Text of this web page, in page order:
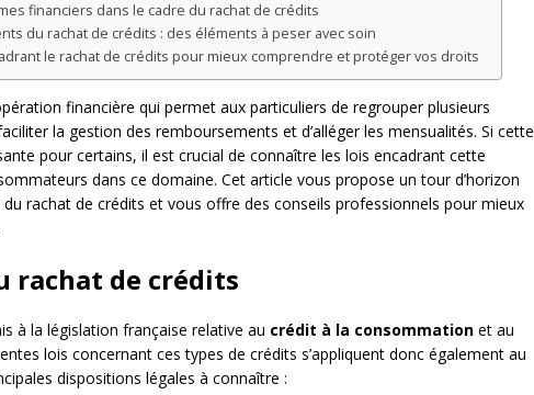
financiers dans le cadre du rachat de crédits
du rachat de crédits : des éléments à peser avec soin
le rachat de crédits pour mieux comprendre et protéger vos droits
financière qui permet aux particuliers de regrouper plusieurs
la gestion des remboursements et d’alléger les mensualités. Si cette
pour certains, il est crucial de connaître les lois encadrant cette
dans ce domaine. Cet article vous propose un tour d’horizon
rachat de crédits et vous offre des conseils professionnels pour mieux
rachat de crédits
à la législation française relative au crédit à la consommation et au
lois concernant ces types de crédits s’appliquent donc également au
dispositions légales à connaître :